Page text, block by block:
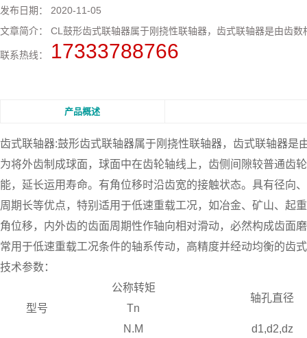
发布日期： 2020-11-05
文章简介： CL鼓形齿式联轴器属于刚挠性联轴器，齿式联轴器是由齿
联系热线： 17333788766
产品概述
齿式联轴器:鼓形齿式联轴器属于刚挠性联轴器，齿式联轴器
为将外齿制成球面，球面中在齿轮轴线上，齿侧间隙较普通齿
能，延长运用寿命。有角位移时沿齿宽的接触状态。具有径向
周期长等优点，特别适用于低速重载工况，如冶金、矿山、起
角位移，内外齿的齿面周期性作轴向相对滑动，必然构成齿面
常用于低速重载工况条件的轴系传动，高精度并经动均衡的齿
技术参数：
型号
公称转矩
轴孔直径
Tn
N.M
d1,d2,dz